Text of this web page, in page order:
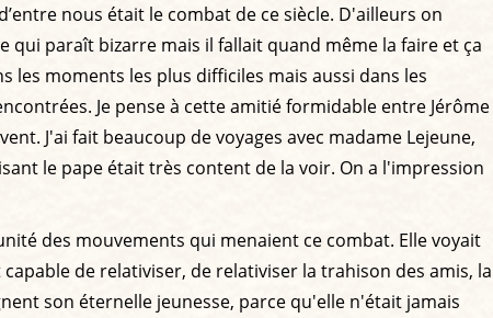
nous était le combat de ce siècle. D'ailleurs on
qui paraît bizarre mais il fallait quand même la faire et ça
les moments les plus difficiles mais aussi dans les
Je pense à cette amitié formidable entre Jérôme
J'ai fait beaucoup de voyages avec madame Lejeune,
le pape était très content de la voir. On a l'impression
des mouvements qui menaient ce combat. Elle voyait
de relativiser, de relativiser la trahison des amis, la
son éternelle jeunesse, parce qu'elle n'était jamais